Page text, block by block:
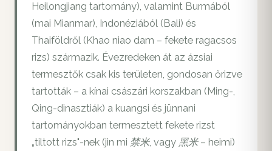
Heilongjiang tartomány), valamint Burmából
(mai Mianmar), Indonéziából (Bali) és
Thaiföldről (Khao niao dam – fekete ragacsos
rizs) származik. Évezredeken át az ázsiai
termesztők csak kis területen, gondosan őrizve
tartották – a kínai császári korszakban (Ming-,
Qing-dinasztiák) a kuangsi és jünnani
tartományokban termesztett fekete rizst
„tiltott rizs"-nek (jin mi 禁米, vagy 黑米 – heimi)